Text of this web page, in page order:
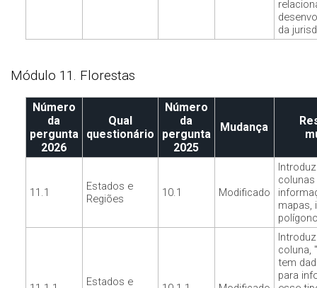
da
Módulo 11. Florestas
Número
da
pergunta
2026
Qual
questionário
Número
da
pergunta
2025
Mudança
11.1
Estados e
Regiões
10.1 Modificado
mapas,
Estados e
coluna,
tem
para